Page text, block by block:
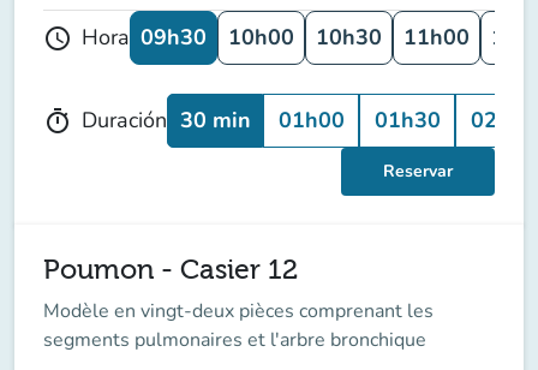
schedule Hora 09h30 10h00 10h30 11h00
timer Duración 30 min 01h00 01h30 02h00
Reservar
Poumon - Casier 12
Modèle en vingt-deux pièces comprenant les
segments pulmonaires et l'arbre bronchique